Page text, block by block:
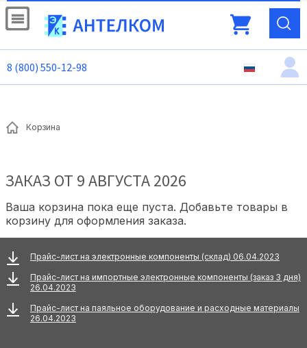
8 (800) 550-12-98
Корзина
ЗАКАЗ ОТ 9 АВГУСТА 2026
Ваша корзина пока еще пуста. Добавьте товары в
корзину для оформления заказа.
Прайс-лист на электронные компоненты (склад) 06.04.2023
Прайс-лист на импортные электронные компоненты (заказ 3 дня)
26.04.2023
Прайс-лист на паяльное оборудование и расходные материалы
26.04.2023